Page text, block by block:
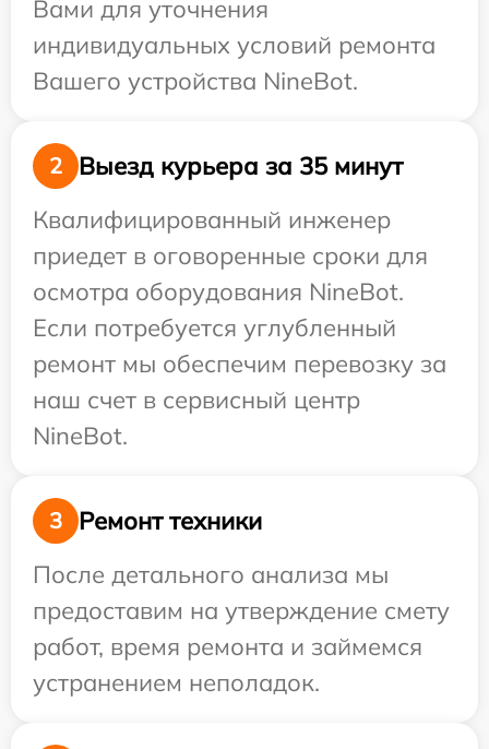
Вами для уточнения
индивидуальных условий ремонта
Вашего устройства NineBot.
2
Выезд курьера за 35 минут
Квалифицированный инженер
приедет в оговоренные сроки для
осмотра оборудования NineBot.
Если потребуется углубленный
ремонт мы обеспечим перевозку за
наш счет в сервисный центр
NineBot.
3
Ремонт техники
После детального анализа мы
предоставим на утверждение смету
работ, время ремонта и займемся
устранением неполадок.